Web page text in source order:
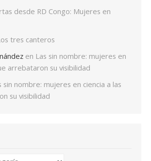
desde RD Congo: Mujeres en
tres canteros
en Las sin nombre: mujeres en
arrebataron su visibilidad
sin nombre: mujeres en ciencia a las
su visibilidad